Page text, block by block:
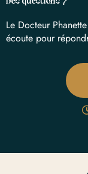
Le Docteur
écoute pour